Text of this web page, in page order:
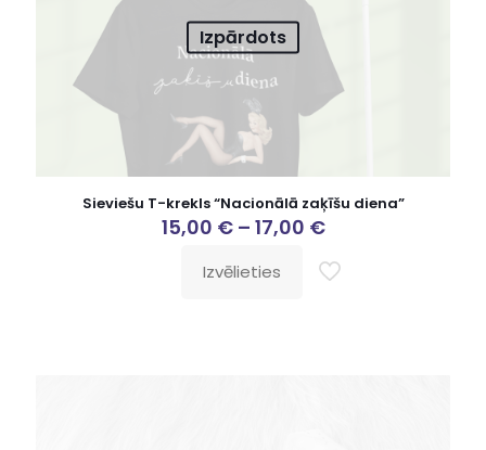
Izpārdots
Sieviešu T-krekls “Nacionālā zaķīšu diena”
15,00 € – 17,00 €
Izvēlieties